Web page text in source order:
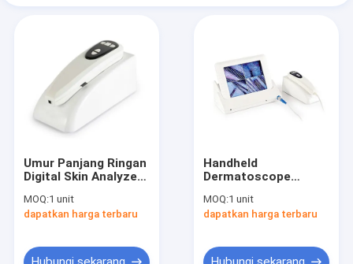
Umur Panjang Ringan
Digital Skin Analyzer
Checker Dengan
Lensa UV
MOQ:1 unit
dapatkan harga terbaru
Handheld
Dermatoscope
Wajah Dan
Penganalisis Minyak
MOQ:1 unit
dapatkan harga terbaru